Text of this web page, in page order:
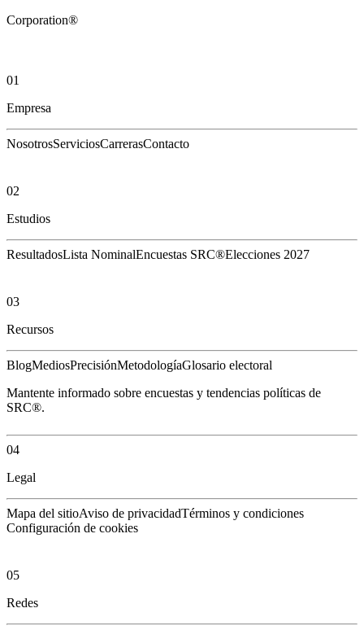
Corporation®
01
Empresa
NosotrosServiciosCarrerasContacto
02
Estudios
ResultadosLista NominalEncuestas SRC®Elecciones 2027
03
Recursos
BlogMediosPrecisiónMetodologíaGlosario electoral
Mantente informado sobre encuestas y tendencias políticas de
SRC®.
04
Legal
Mapa del sitioAviso de privacidadTérminos y condiciones
Configuración de cookies
05
Redes